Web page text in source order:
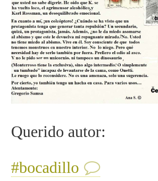
Querido autor:
#bocadillo